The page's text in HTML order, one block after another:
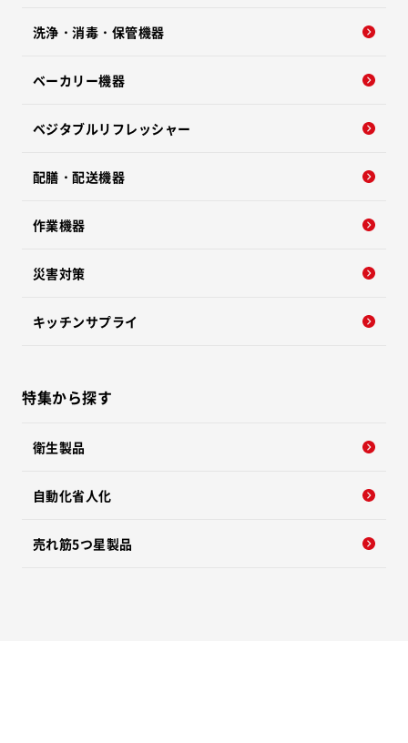
洗浄・消毒・保管機器
ベーカリー機器
ベジタブルリフレッシャー
配膳・配送機器
作業機器
災害対策
キッチンサプライ
特集から探す
衛生製品
自動化省人化
売れ筋5つ星製品